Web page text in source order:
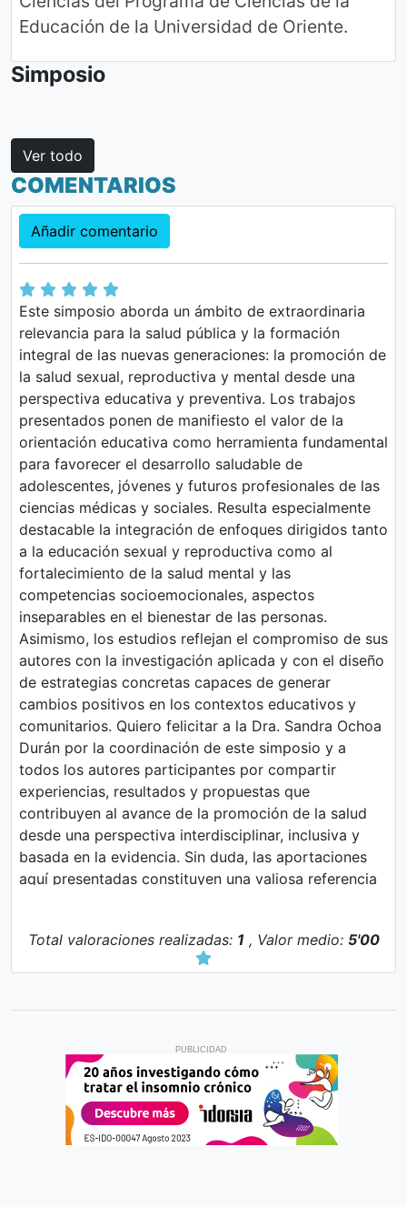
Educación de la Universidad de Oriente.
Simposio
Ver todo
COMENTARIOS
Añadir comentario
Este simposio aborda un ámbito de extraordinaria
relevancia para la salud pública y la formación
integral de las nuevas generaciones: la promoción de
la salud sexual, reproductiva y mental desde una
perspectiva educativa y preventiva. Los trabajos
presentados ponen de manifiesto el valor de la
orientación educativa como herramienta fundamental
para favorecer el desarrollo saludable de
adolescentes, jóvenes y futuros profesionales de las
ciencias médicas y sociales. Resulta especialmente
destacable la integración de enfoques dirigidos tanto
a la educación sexual y reproductiva como al
fortalecimiento de la salud mental y las
competencias socioemocionales, aspectos
inseparables en el bienestar de las personas.
Asimismo, los estudios reflejan el compromiso de sus
autores con la investigación aplicada y con el diseño
de estrategias concretas capaces de generar
cambios positivos en los contextos educativos y
comunitarios. Quiero felicitar a la Dra. Sandra Ochoa
Durán por la coordinación de este simposio y a
todos los autores participantes por compartir
experiencias, resultados y propuestas que
contribuyen al avance de la promoción de la salud
desde una perspectiva interdisciplinar, inclusiva y
basada en la evidencia. Sin duda, las aportaciones
aquí presentadas constituyen una valiosa referencia
y el desarrollo humano a lo largo del ciclo vital.
Pedro Moreno Gea
Psiquiatría - España
Fecha: 29/05/2026
Total valoraciones realizadas: 1 , Valor medio: 5'00
PUBLICIDAD